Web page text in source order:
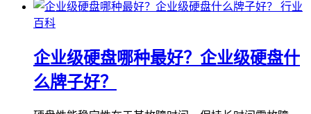
行业
百科
企业级硬盘哪种最好？企业级硬盘什
么牌子好？